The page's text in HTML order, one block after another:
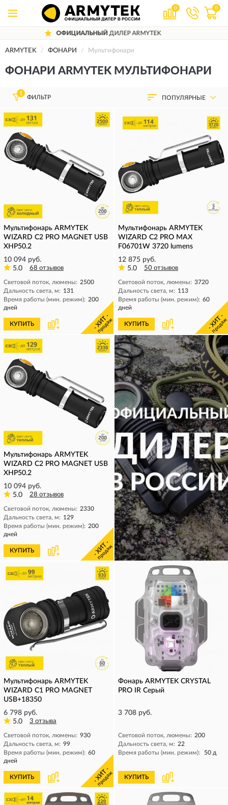
0 0
ДОСТАВИМ
ARMYTEK ФОНАРИ Мультифонари
ФОНАРИ ARMYTEK МУЛЬТИФОНАРИ
1
ФИЛЬТР ПОПУЛЯРНЫЕ
Мультифонарь ARMYTEK
WIZARD C2 PRO MAGNET USB
XHP50.2
10 094 руб.
5.0
68 отзывов
Световой поток, люмены: 2500
Дальность света, м: 131
Время работы (мин. режим): 200
дней
КУПИТЬ - ХИТ -
продаж
Мультифонарь ARMYTEK
WIZARD C2 PRO MAX
F06701W 3720 lumens
12 875 руб.
5.0
50 отзывов
Световой поток, люмены: 3720
Дальность света, м: 113
Время работы (мин. режим): 60
дней
КУПИТЬ - ХИТ -
продаж
Мультифонарь ARMYTEK
WIZARD C2 PRO MAGNET USB
XHP50.2
10 094 руб.
5.0
28 отзывов
Световой поток, люмены: 2330
Дальность света, м: 129
Время работы (мин. режим): 200
дней
КУПИТЬ - ХИТ -
продаж КУПИТЬ
Мультифонарь ARMYTEK
WIZARD C1 PRO MAGNET
USB+18350
6 798 руб.
5.0
3 отзыва
Световой поток, люмены: 930
Дальность света, м: 99
Время работы (мин. режим): 60
дней
КУПИТЬ - ХИТ -
продаж
Фонарь ARMYTEK CRYSTAL
PRO IR Серый
3 708 руб.
Световой поток, люмены: 200
Дальность света, м: 22
Время работы (мин. режим):
50 д
КУПИТЬ